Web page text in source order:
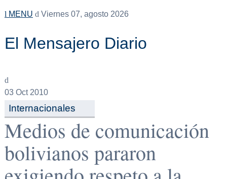
MENU Viernes 07, agosto 2026
El Mensajero Diario
03Oct 2010
Internacionales
Medios de comunicación
bolivianos pararon